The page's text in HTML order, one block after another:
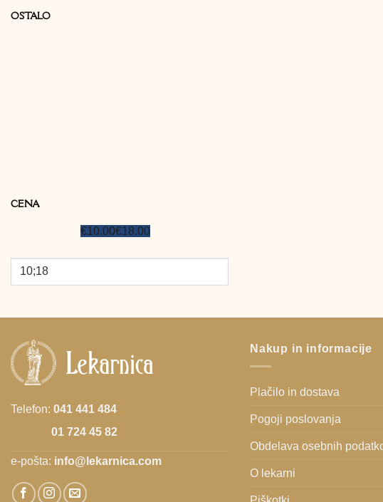
OSTALO
CENA
€10.00€18.00
Telefon: 041 441 484
01 724 45 82
e-pošta: info@lekarnica.com
Nakup in informacije
Plačilo in dostava
Pogoji poslovanja
Obdelava osebnih
O lekarni